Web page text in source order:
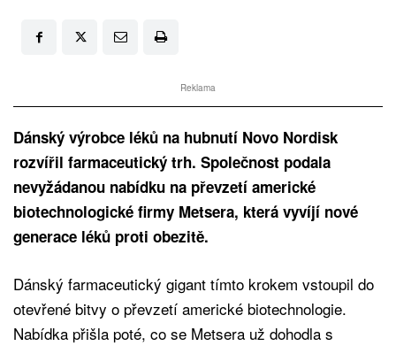
Reklama
Dánský výrobce léků na hubnutí Novo Nordisk
rozvířil farmaceutický trh. Společnost podala
nevyžádanou nabídku na převzetí americké
biotechnologické firmy Metsera, která vyvíjí nové
generace léků proti obezitě.
Dánský farmaceutický gigant tímto krokem vstoupil do
otevřené bitvy o převzetí americké biotechnologie.
Nabídka přišla poté, co se Metsera už dohodla s